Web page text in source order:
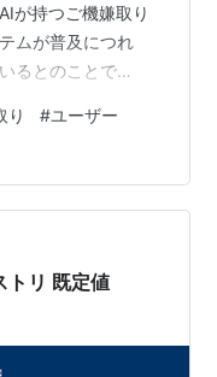
が持つご機嫌取り
ムが普及につれ
るとのことで
籍など、膨大な量
ストラクションチ
」とそれに対する
を学習させ、指示
る能力を高める。
り #ユーザー
トリ 既定値